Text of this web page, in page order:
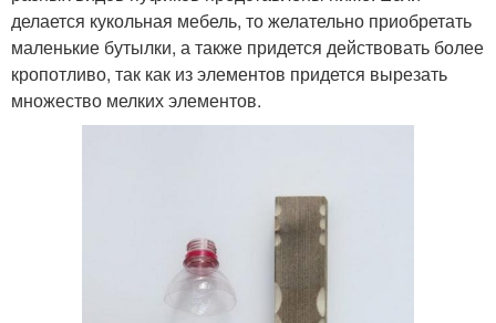
делается кукольная мебель, то желательно приобретать
маленькие бутылки, а также придется действовать более
кропотливо, так как из элементов придется вырезать
множество мелких элементов.